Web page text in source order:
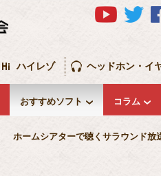
おすすめソフト
ホームシアターで聴くサラウンド放
コラム
ハイレゾ ヘッドホン・イ